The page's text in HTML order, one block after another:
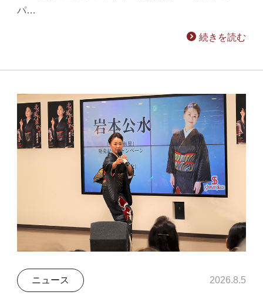
パ…
続きを読む
ニュース 2026.8.5